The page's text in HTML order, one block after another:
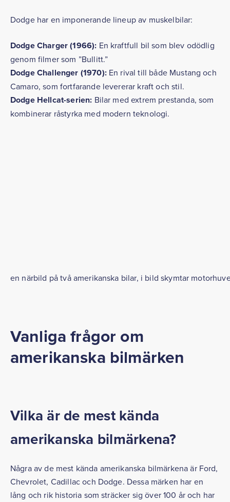
Dodge har en imponerande lineup av muskelbilar:
Dodge Charger (1966): En kraftfull bil som blev odödlig
genom filmer som ”Bullitt.”
Dodge Challenger (1970):En rival till både Mustang och
Camaro, som fortfarande levererar kraft och stil.
Dodge Hellcat-serien: Bilar med extrem prestanda, som
kombinerar råstyrka med modern teknologi.
en närbild på två amerikanska bilar, i bild skymtar
Vanliga frågor om
amerikanska bilmärken
Vilka är de mest kända
amerikanska bilmärkena?
Några av de mest kända amerikanska bilmärkena är Ford,
Chevrolet, Cadillac och Dodge. Dessa märken har en
lång och rik historia som sträcker sig över 100 år och har